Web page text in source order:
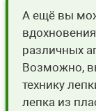
А ещё вы
различных
Возможно,
технику
лепка из